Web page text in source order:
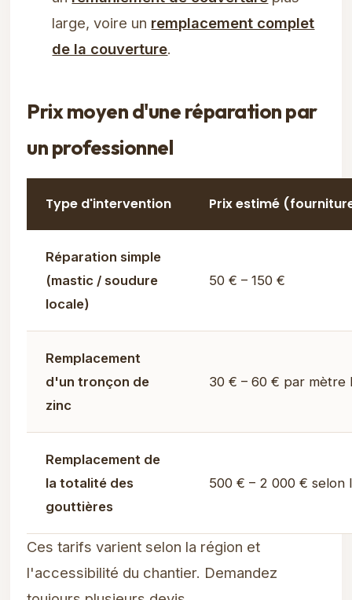
large, voire un remplacement complet
de la couverture.
Prix moyen d'une réparation par
un professionnel
Type d'intervention Prix estimé
Réparation simple
(mastic / soudure
locale)
50 € – 150 €
Remplacement
d'un tronçon de
zinc
30 € – 60 € par mètre
Remplacement de
la totalité des
gouttières
500 € – 2 000 € selon
Ces tarifs varient selon la région et
l'accessibilité du chantier. Demandez